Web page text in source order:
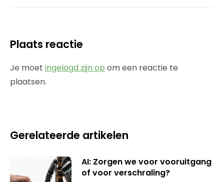
Plaats reactie
Je moet ingelogd zijn op om een reactie te
plaatsen.
Gerelateerde artikelen
AI: Zorgen we voor vooruitgang
of voor verschraling?